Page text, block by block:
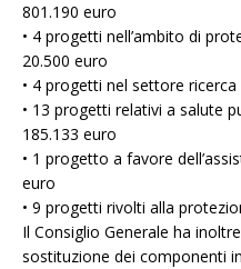
801.190 euro
• 4 progetti nell’ambito di
20.500 euro
• 4 progetti nel settore
• 13 progetti relativi a salute
185.133 euro
• 1 progetto a favore
euro
• 9 progetti rivolti alla
Il Consiglio Generale ha
sostituzione dei componenti